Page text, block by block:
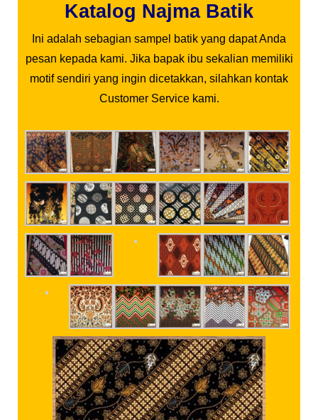
Katalog Najma Batik
Ini adalah sebagian sampel batik yang dapat Anda
pesan kepada kami. Jika bapak ibu sekalian memiliki
motif sendiri yang ingin dicetakkan, silahkan kontak
Customer Service kami.